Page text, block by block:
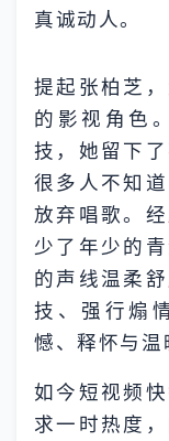
真诚动人。
提起张柏芝
的影视角色
技，她留下
很多人不知
放弃唱歌。
少了年少的
的声线温柔
技、强行煽
憾、释怀与温
如今短视频
求一时热度